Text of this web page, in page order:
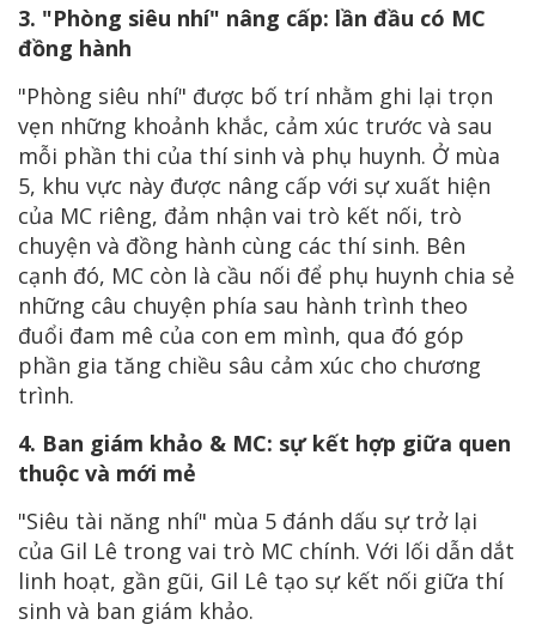
3. "Phòng siêu nhí" nâng cấp: lần đầu có MC
đồng hành
"Phòng siêu nhí" được bố trí nhằm ghi lại trọn
vẹn những khoảnh khắc, cảm xúc trước và sau
mỗi phần thi của thí sinh và phụ huynh. Ở mùa
5, khu vực này được nâng cấp với sự xuất hiện
của MC riêng, đảm nhận vai trò kết nối, trò
chuyện và đồng hành cùng các thí sinh. Bên
cạnh đó, MC còn là cầu nối để phụ huynh chia sẻ
những câu chuyện phía sau hành trình theo
đuổi đam mê của con em mình, qua đó góp
phần gia tăng chiều sâu cảm xúc cho chương
trình.
4. Ban giám khảo & MC: sự kết hợp giữa quen
thuộc và mới mẻ
"Siêu tài năng nhí" mùa 5 đánh dấu sự trở lại
của Gil Lê trong vai trò MC chính. Với lối dẫn dắt
linh hoạt, gần gũi, Gil Lê tạo sự kết nối giữa thí
sinh và ban giám khảo.